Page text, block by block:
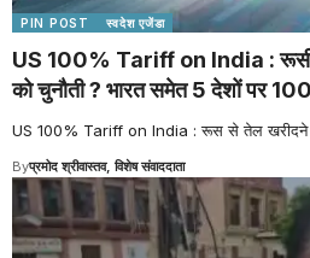
PIN POST स्वदेश एजेंडा
US 100% Tariff on India : रूसी
को चुनौती ? भारत समेत 5 देशों पर
US 100% Tariff on India : रूस से तेल खरीदने
Byप्रमोद श्रीवास्तव, विशेष संवाददाता